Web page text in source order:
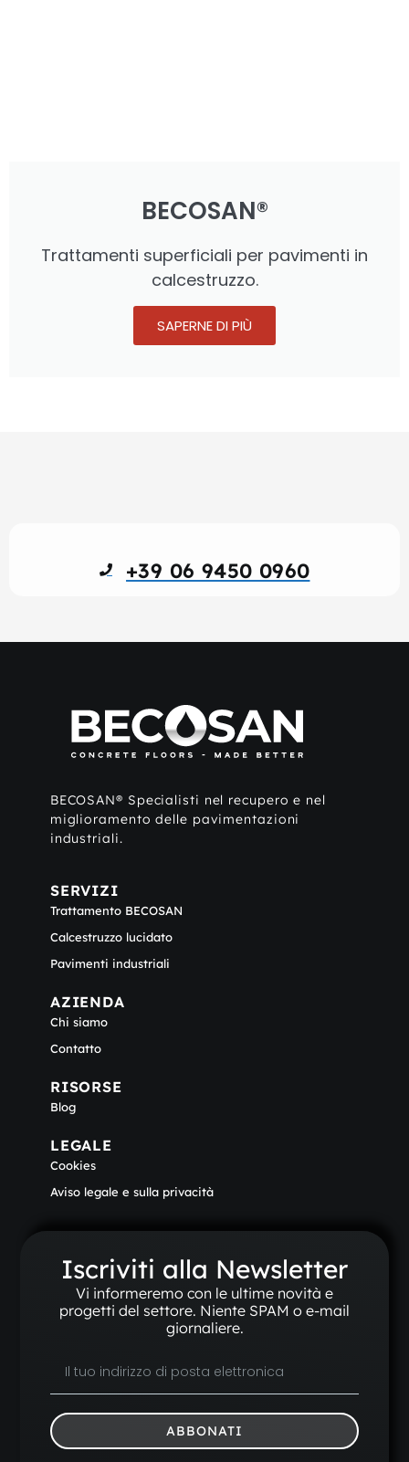
BECOSAN®
Trattamenti superficiali per pavimenti in
calcestruzzo.
SAPERNE DI PIÙ
+39 06 9450 0960
BECOSAN® Specialisti nel recupero e nel
miglioramento delle pavimentazioni
industriali.
SERVIZI
Trattamento BECOSAN
Calcestruzzo lucidato
Pavimenti industriali
AZIENDA
Chi siamo
Contatto
RISORSE
Blog
LEGALE
Cookies
Aviso legale e sulla privacità
Iscriviti alla Newsletter
Vi informeremo con le ultime novità e
progetti del settore. Niente SPAM o e-mail
giornaliere.
ABBONATI